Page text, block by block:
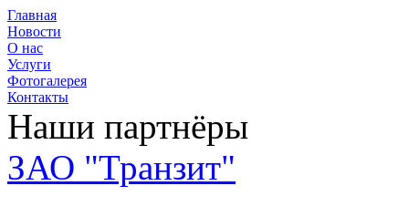
Главная
Новости
О нас
Услуги
Фотогалерея
Контакты
Наши партнёры
ЗАО "Транзит"